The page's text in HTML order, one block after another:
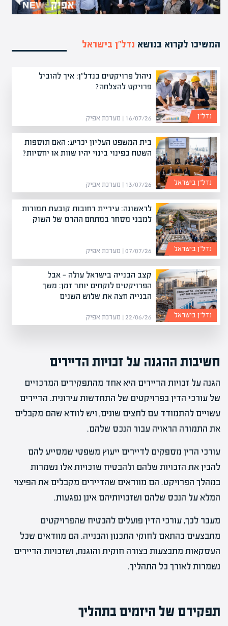
המשיכו לקרוא בנושא נדל”ן בישראל
ניהול פרויקטים בנדל"ן: איך להוביל
פרויקט להצלחה?
16/07/26 | מערכת אפיק נדל”ן
בית המשפט העליון יכריע: האם תוספות
השטח בפינוי בינוי יהיו שוות או יחסיות?
13/07/26 | מערכת אפיק נדל”ן בישראל
לראשונה: עיריית רחובות קובעת תמורות
למבני מסחר במתחם ההרס של השוק
07/07/26 | מערכת אפיק נדל”ן בישראל
קצב הבנייה בישראל עולה — אבל
הפרויקטים לוקחים יותר זמן: משך
הבנייה חצה את שלוש השנים
22/06/26 | מערכת אפיק נדל”ן בישראל
חשיבות ההגנה על זכויות הדיירים
הגנה על זכויות הדיירים היא אחד מהתפקידים המרכזיים
של עורכי הדין בפרויקטים של התחדשות עירונית. הדיירים
עשויים להתמודד עם לחצים שונים, ויש לוודא שהם מקבלים
את התמורה הראויה עבור הנכס שלהם.
עורכי הדין מספקים לדיירים ייעוץ משפטי שמסייע להם
להבין את הזכויות שלהם ולהבטיח שזכויות אלו נשמרות
במהלך הפרויקט. הם מוודאים שהדיירים מקבלים את הפיצוי
המלא על הנכס שלהם ושזכויותיהם אינן נפגעות.
מעבר לכך, עורכי הדין פועלים להבטיח שהפרויקטים
מתבצעים בהתאם לחוקי התכנון והבנייה. הם מוודאים שכל
העסקאות מתבצעות בצורה חוקית והוגנת, ושזכויות הדיירים
נשמרות לאורך כל התהליך.
תפקידם של היזמים בתהליך